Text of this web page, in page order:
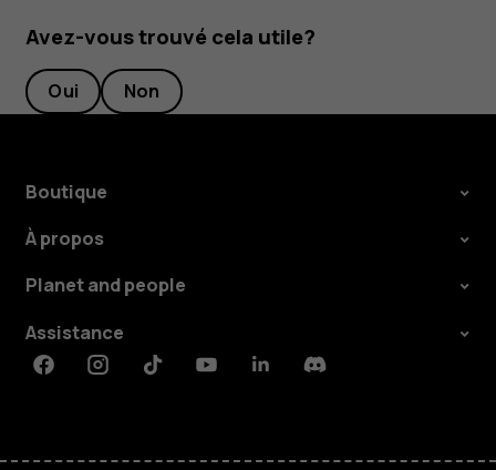
Avez-vous trouvé cela utile?
Oui Non
Boutique
À propos
Planet and people
Assistance
FacebookInstagramTiktokYoutubeLinkedinDiscord